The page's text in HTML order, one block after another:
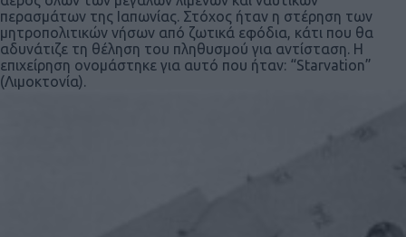
περασμάτων της Ιαπωνίας. Στόχος ήταν η στέρηση των
μητροπολιτικών νήσων από ζωτικά εφόδια, κάτι που θα
αδυνάτιζε τη θέληση του πληθυσμού για αντίσταση. Η
επιχείρηση ονομάστηκε για αυτό που ήταν: “Starvation”
(Λιμοκτονία).